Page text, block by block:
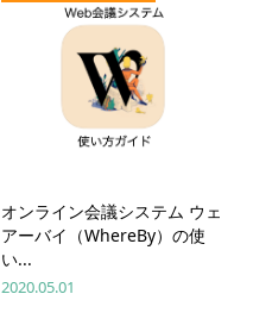
オンライン会議システム ウェ
アーバイ（WhereBy）の使
い...
2020.05.01